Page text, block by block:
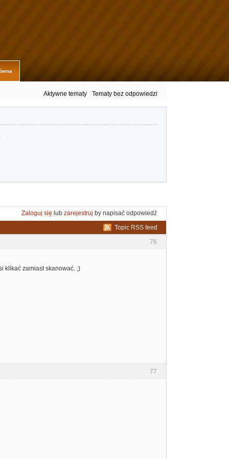
Aktywne tematy Tematy bez odpowiedzi
Zaloguj się lub zarejestruj by napisać odpowiedź
Topic RSS feed
76
klikać zamiast skanować. ;)
77